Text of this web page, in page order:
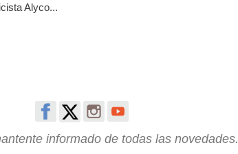
Alyco...
informado de todas las novedades.